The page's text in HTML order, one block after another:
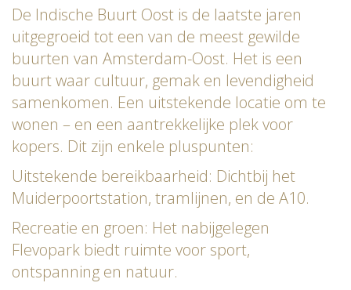
De Indische Buurt Oost is de laatste jaren
uitgegroeid tot een van de meest gewilde
buurten van Amsterdam-Oost. Het is een
buurt waar cultuur, gemak en levendigheid
samenkomen. Een uitstekende locatie om te
wonen – en een aantrekkelijke plek voor
kopers. Dit zijn enkele pluspunten:
Uitstekende bereikbaarheid: Dichtbij het
Muiderpoortstation, tramlijnen, en de A10.
Recreatie en groen: Het nabijgelegen
Flevopark biedt ruimte voor sport,
ontspanning en natuur.